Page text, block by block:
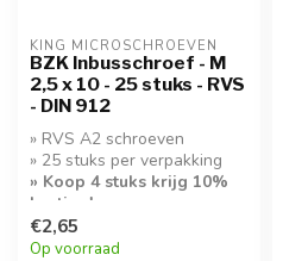
KING MICROSCHROEVEN
BZK Inbusschroef - M
2,5 x 10 - 25 stuks - RVS
- DIN 912
» RVS A2 schroeven
» 25 stuks per verpakking
» Koop 4 stuks krijg 10%
korting!
€2,65
Op voorraad